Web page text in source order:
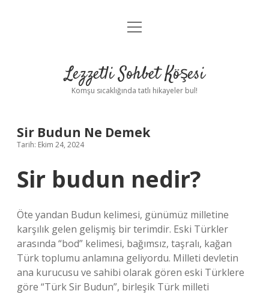
Anasayfa
Yasal Uyarı
menüyü
Lezzetli Sohbet Köşesi
Komşu sıcaklığında tatlı hikayeler bul!
Sir Budun Ne Demek
Tarih: Ekim 24, 2024
Sir budun nedir?
Öte yandan Budun kelimesi, günümüz milletine
karşılık gelen gelişmiş bir terimdir. Eski Türkler
arasında “bod” kelimesi, bağımsız, taşralı, kağan
Türk toplumu anlamına geliyordu. Milleti devletin
ana kurucusu ve sahibi olarak gören eski Türklere
göre “Türk Sir Budun”, birleşik Türk milleti